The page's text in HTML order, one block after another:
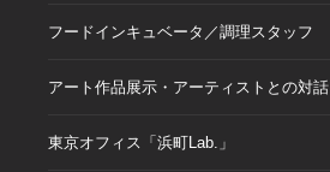
フードインキュベータ／調理スタッフ
アート作品展示・アーティストとの対話
東京オフィス「浜町Lab.」